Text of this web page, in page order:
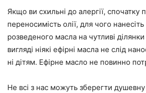
Якщо ви схильні до алергії, спочатку
переносимість олії, для чого
розведеного масла на чутливі
вигляді ніякі ефірні масла не слід
ні дітям. Ефірне масло не повинно
Не всі з нас можуть зберегти душевну